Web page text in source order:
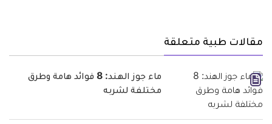
مقالات طبية متعلقة
ماء جوز الهند: 8 فوائد هامة وطرق
مختلفة لشربه